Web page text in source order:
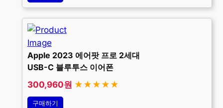
Apple 2023 에어팟 프로 2세대
USB-C 블루투스 이어폰
300,960원 ★★★★★
구매하기